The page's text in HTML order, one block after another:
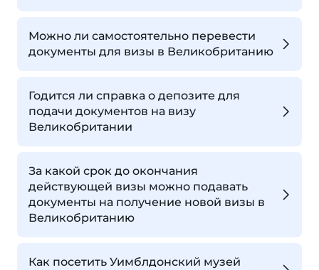
Можно ли самостоятельно перевести
документы для визы в Великобританию
Годится ли справка о депозите для
подачи документов на визу
Великобритании
За какой срок до окончания
действующей визы можно подавать
документы на получение новой визы в
Великобританию
Как посетить Уимблдонский музей